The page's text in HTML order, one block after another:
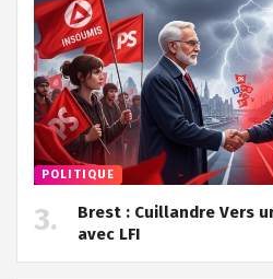
POLITIQUE
Brest : Cuillandre Vers
avec LFI